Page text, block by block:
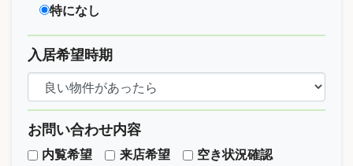
特になし
入居希望時期
お問い合わせ内容
内覧希望 来店希望
空き状況確認